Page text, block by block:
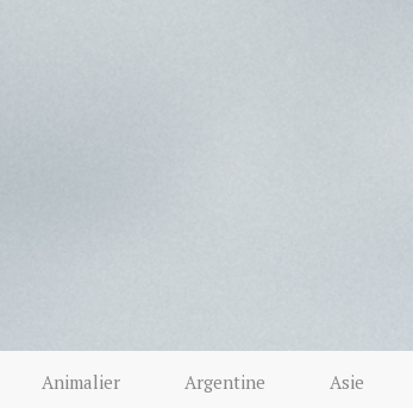
Animalier Argentine Asie